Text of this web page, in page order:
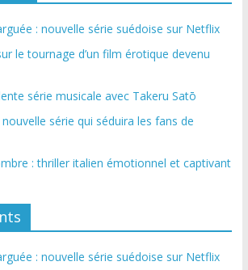
: nouvelle série suédoise sur Netflix
le tournage d’un film érotique devenu
série musicale avec Takeru Satō
série qui séduira les fans de
: thriller italien émotionnel et captivant
: nouvelle série suédoise sur Netflix